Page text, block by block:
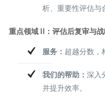
析、重要性评估与
重点领域 II：评估后复审与
服务： 超越分数，
我们的帮助： 深入
并提升效率。